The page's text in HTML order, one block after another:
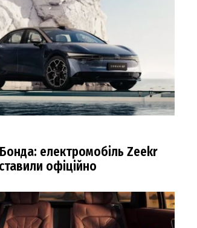
електромобіль Zeekr
офіційно